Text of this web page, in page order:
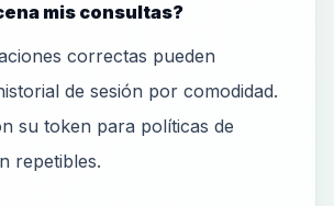
mis consultas?
correctas pueden
de sesión por comodidad.
su token para políticas de
repetibles.